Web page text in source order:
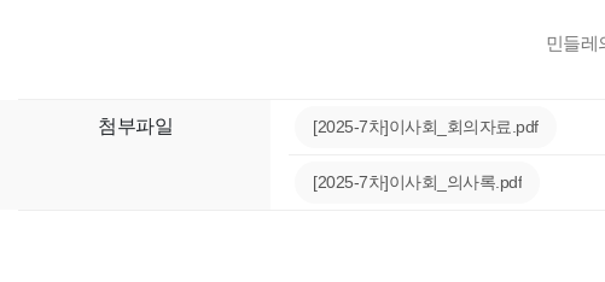
민들레
첨부파일 [2025-7차]이사회_회의자료.pdf
[2025-7차]이사회_의사록.pdf